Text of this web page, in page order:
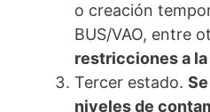
o creación
BUS/VAO, entre
restricciones a
Tercer estado.
niveles de